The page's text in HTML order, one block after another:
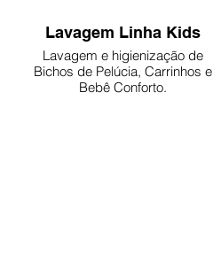
Lavagem Linha Kids
Lavagem e higienização de
Bichos de Pelúcia, Carrinhos e
Bebê Conforto.